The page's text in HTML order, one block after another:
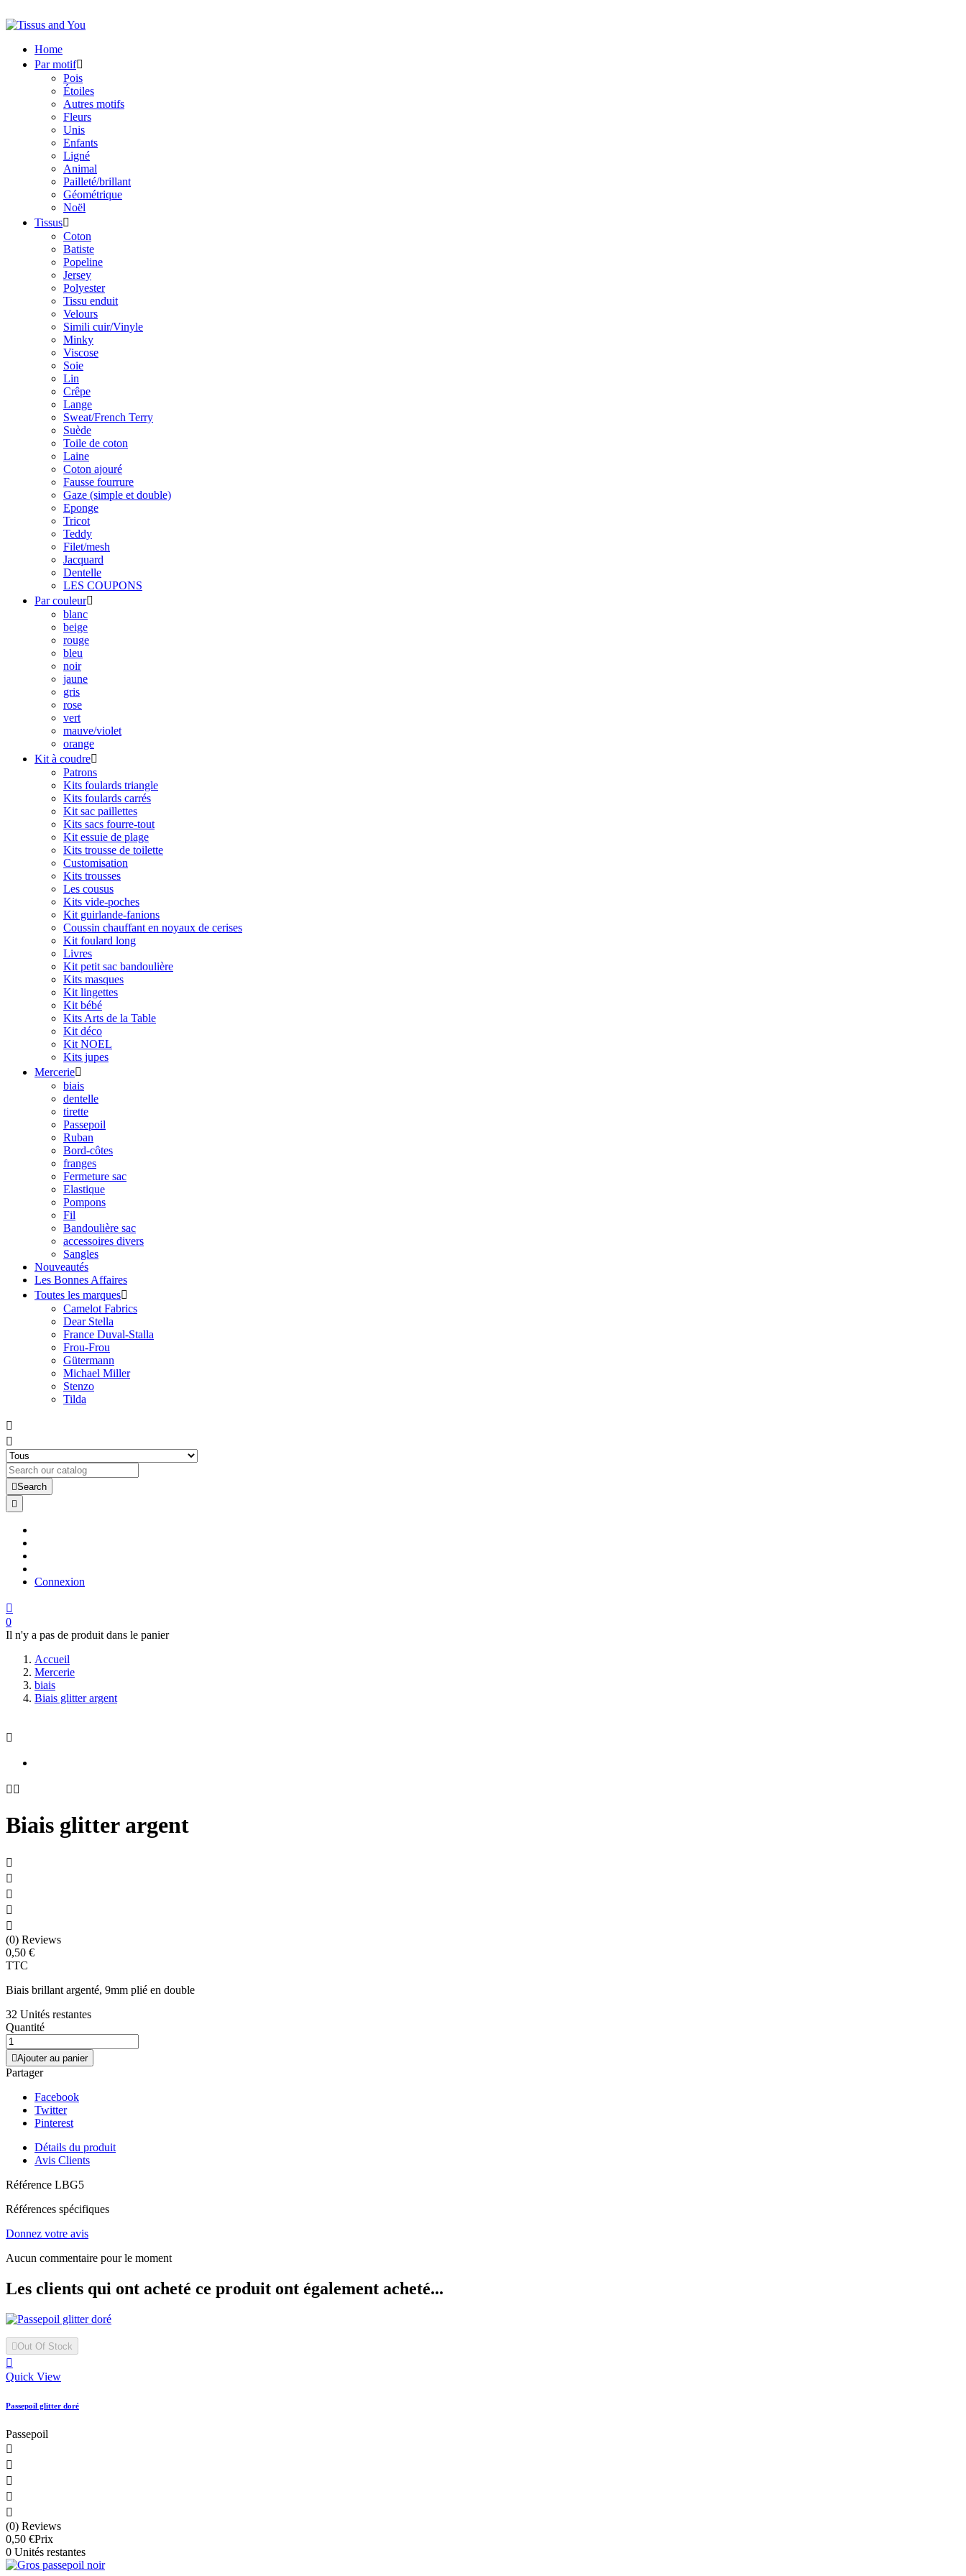
Home
Par motif
Pois
Étoiles
Autres motifs
Fleurs
Unis
Enfants
Ligné
Animal
Pailleté/brillant
Géométrique
Noël
Tissus
Coton
Batiste
Popeline
Jersey
Polyester
Tissu enduit
Velours
Simili cuir/Vinyle
Minky
Viscose
Soie
Lin
Crêpe
Lange
Sweat/French Terry
Suède
Toile de coton
Laine
Coton ajouré
Fausse fourrure
Gaze (simple et double)
Eponge
Tricot
Teddy
Filet/mesh
Jacquard
Dentelle
LES COUPONS
Par couleur
blanc
beige
rouge
bleu
noir
jaune
gris
rose
vert
mauve/violet
orange
Kit à coudre
Patrons
Kits foulards triangle
Kits foulards carrés
Kit sac paillettes
Kits sacs fourre-tout
Kit essuie de plage
Kits trousse de toilette
Customisation
Kits trousses
Les cousus
Kits vide-poches
Kit guirlande-fanions
Coussin chauffant en noyaux de cerises
Kit foulard long
Livres
Kit petit sac bandoulière
Kits masques
Kit lingettes
Kit bébé
Kits Arts de la Table
Kit déco
Kit NOEL
Kits jupes
Mercerie
biais
dentelle
tirette
Passepoil
Ruban
Bord-côtes
franges
Fermeture sac
Elastique
Pompons
Fil
Bandoulière sac
accessoires divers
Sangles
Nouveautés
Les Bonnes Affaires
Toutes les marques
Camelot Fabrics
Dear Stella
France Duval-Stalla
Frou-Frou
Gütermann
Michael Miller
Stenzo
Tilda


Search

Connexion

0
Il n'y a pas de produit dans le panier
Accueil
Mercerie
biais
Biais glitter argent

 
Biais glitter argent





(0) Reviews
0,50 €
TTC
Biais brillant argenté, 9mm plié en double
32 Unités restantes
Quantité
Ajouter au panier
Partager
Facebook
Twitter
Pinterest
Détails du produit
Avis Clients
Référence LBG5
Références spécifiques
Donnez votre avis
Aucun commentaire pour le moment
Les clients qui ont acheté ce produit ont également acheté...
Out Of Stock

Quick View
Passepoil glitter doré
Passepoil





(0) Reviews
0,50 €Prix
0 Unités restantes